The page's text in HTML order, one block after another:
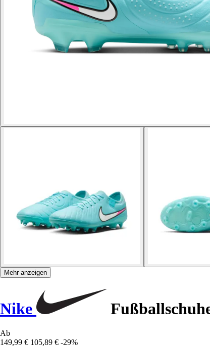
Mehr anzeigen
Nike
Ab
149,99 € 105,89 € -29%